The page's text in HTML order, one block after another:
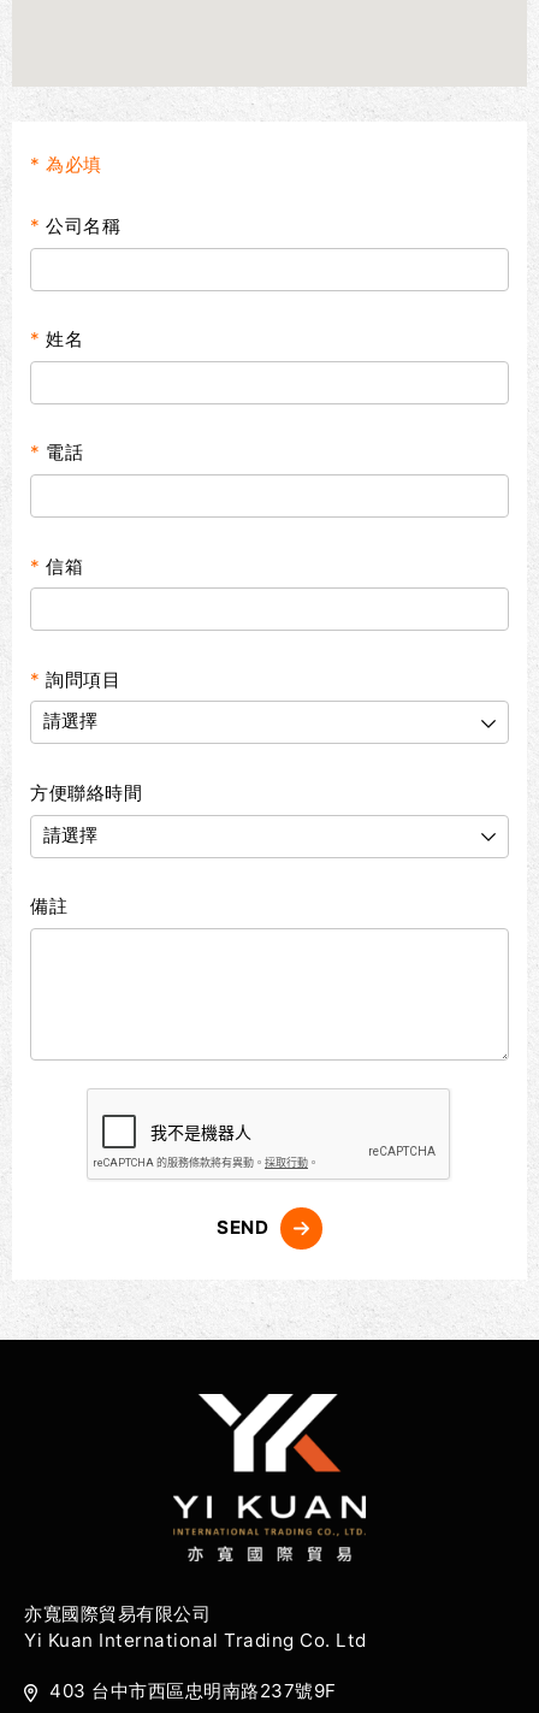
* 為必填
* 公司名稱
* 姓名
* 電話
* 信箱
* 詢問項目
方便聯絡時間
備註
SEND
亦寬國際貿易有限公司
Yi Kuan International Trading Co. Ltd
403 台中市西區忠明南路237號9F